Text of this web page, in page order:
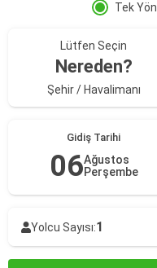
Tek Yön
Lütfen Seçin
Nereden?
Şehir / Havalimanı
Gidiş Tarihi
06Ağustos
Perşembe
Yolcu Sayısı:1